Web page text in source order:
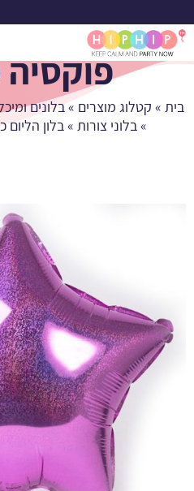
בלון
בית » קטלוג מוצרים »בלונים
»בלוני צורות »בלון הליום